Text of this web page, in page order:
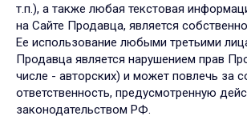
т.п.), а также любая текстовая
на Сайте Продавца, является
Ее использование любыми третьими
Продавца является нарушением прав
числе - авторских) и может повлечь за
ответственность, предусмотренную
законодательством РФ.